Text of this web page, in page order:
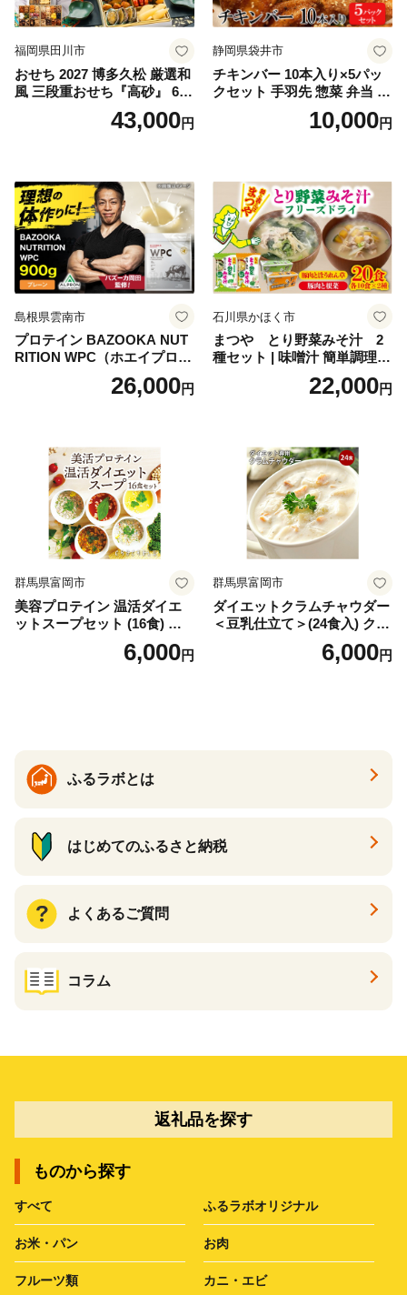
福岡県田川市
おせち 2027 博多久松 厳選和
風 三段重おせち『高砂』 6.5
寸 3段重 2～3人前 おせち料
理 重箱 お正月 冷凍おせち 縁
ち 本格おせち おせち予約 年
末 年始 お取り寄せ 新春 贅沢
おせち こだわりおせち 惣菜
老舗おせち ふるさと納税お
せち 御節 お節料理 正月 調理
不要 おせち料理2027
43,000円
静岡県袋井市
チキンバー 10本入り×5パッ
クセット 手羽先 惣菜 弁当 お
かず お酒 おつまみ ギフト キ
ャンプ アウトドア キャンプ
10,000円
島根県雲南市
プロテイン BAZOOKA NUT
RITION WPC（ホエイプロテ
イン）＜プレーン＞ 900g｜
バズーカ岡田監修・植物由来
ロン [AIEN005]
26,000円
石川県かほく市
まつや とり野菜みそ汁 2
種セット | 味噌汁 簡単調理
お味噌 おみそ みそ とり野菜
時短料理 時短ごはん ご当地
22,000円
群馬県富岡市
美容プロテイン 温活ダイエ
ットスープセット (16食) 小
分け スープ 食べ比べ セット
詰合せ クラムチャウダー チ
6,000円
群馬県富岡市
ダイエットクラムチャウダー
＜豆乳仕立て＞(24食入) クラ
ムチャウダー 豆乳 ダイエッ
ト スープ プロテイン たんぱ
6,000円
ふるラボとは
はじめてのふるさと納税
よくあるご質問
コラム
返礼品を探す
ものから探す
すべて ふるラボオリジナル
お米・パン お肉
フルーツ類 カニ・エビ